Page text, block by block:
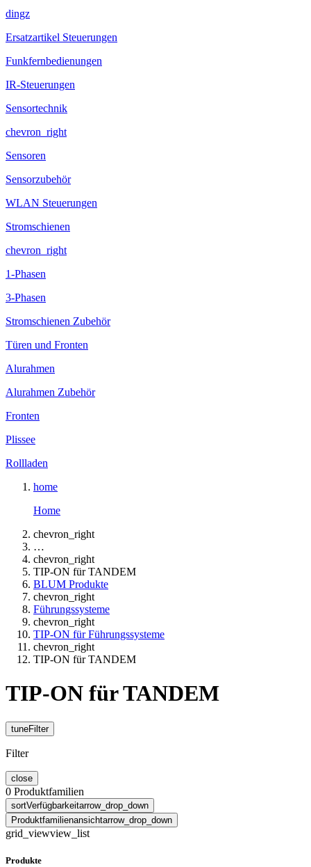
dingz
Ersatzartikel Steuerungen
Funkfernbedienungen
IR-Steuerungen
Sensortechnik
chevron_right
Sensoren
Sensorzubehör
WLAN Steuerungen
Stromschienen
chevron_right
1-Phasen
3-Phasen
Stromschienen Zubehör
Türen und Fronten
Alurahmen
Alurahmen Zubehör
Fronten
Plissee
Rollladen
home
Home
chevron_right
…
chevron_right
TIP-ON für TANDEM
BLUM Produkte
chevron_right
Führungssysteme
chevron_right
TIP-ON für Führungssysteme
chevron_right
TIP-ON für TANDEM
TIP-ON für TANDEM
tuneFilter
Filter
close
0 Produktfamilien
sortVerfügbarkeitarrow_drop_down
Produktfamilienansichtarrow_drop_down
grid_viewview_list
Produkte